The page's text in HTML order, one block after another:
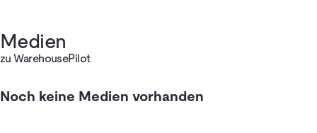
Medien
zu WarehousePilot
Noch keine Medien vorhanden